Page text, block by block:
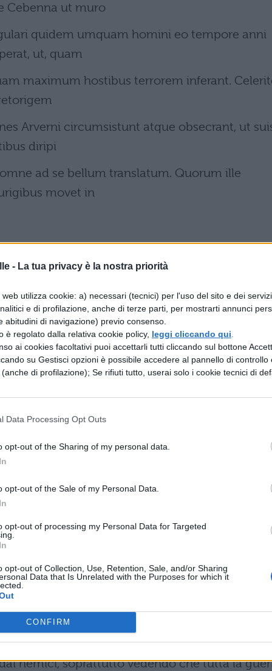
- La tua privacy è la nostra priorità
utilizza cookie: a) necessari (tecnici) per l'uso del sito e dei
e di profilazione, anche di terze parti, per mostrarti annunci
abitudini di navigazione) previo consenso.
è regolato dalla relativa cookie policy, leggi cliccando qui
ai cookies facoltativi puoi accettarli tutti cliccando sul bottone
su Gestisci opzioni è possibile accedere al pannello di controllo
di profilazione); Se rifiuti tutto, userai solo i cookie tecnici di
Data Processing Opt Outs
opt-out of the Sharing of my personal data.
opt-out of the Sale of my Personal Data.
opt-out of processing my Personal Data for Targeted
opt-out of Collection, Use, Retention, Sale, and/or Sharing
Data that Is Unrelated with the Purposes for which it
CONFIRM
Cebenna ut muro
quidem umquam homini eo tempore anni
ut, quam
maximum hostibus terrorem inferant.
Arverni circumsistunt atque obsecrant, ut
diripi
ad se bellum translatum. Quorum ille
movet in
e cacciato Lucterio, pechè pensava
parte
gli Arverni dagli Elvi, impediva la marcia
la neve di sei piedi d’altezza e così aperte le
perché si credevano protetti dalla Cevenna
neppure ad un uomo da solo le strade
quanto più
il più possibile terrore ai nemici.
riferite da
e lo scongiurano di provvedere ai loro beni
nemici, soprattutto vedendo che tutta la